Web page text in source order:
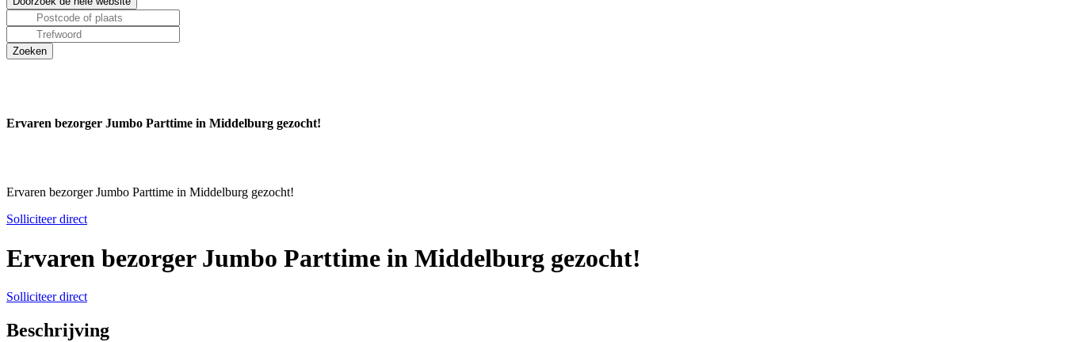
Ervaren bezorger Jumbo Parttime in Middelburg gezocht!
Ervaren bezorger Jumbo Parttime in Middelburg gezocht!
Solliciteer direct
Ervaren bezorger Jumbo Parttime in Middelburg gezocht!
Solliciteer direct
Beschrijving